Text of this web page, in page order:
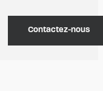
Contactez-nous